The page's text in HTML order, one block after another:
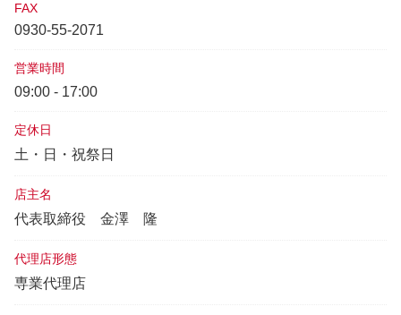
FAX
0930-55-2071
営業時間
09:00 - 17:00
定休日
土・日・祝祭日
店主名
代表取締役 金澤 隆
代理店形態
専業代理店